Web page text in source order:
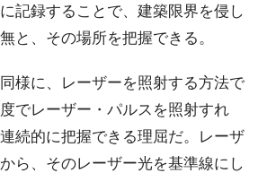
記録することで、建築限界を侵し
と、その場所を把握できる。
様に、レーザーを照射する方法で
でレーザー・パルスを照射すれ
続的に把握できる理屈だ。レーザ
ら、そのレーザー光を基準線にし